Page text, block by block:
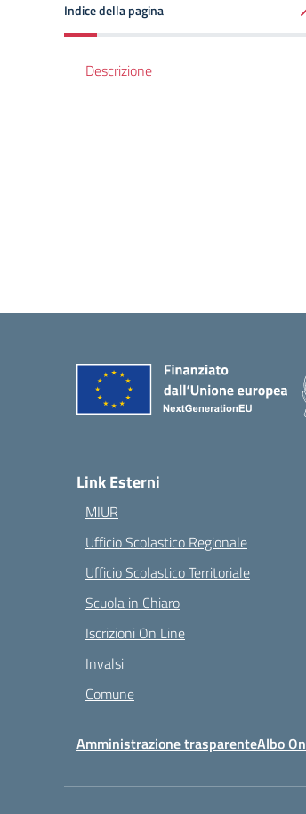
Indice della pagina
Descrizione
Link Esterni
MIUR
Ufficio Scolastico Regionale
Ufficio Scolastico Territoriale
Scuola in Chiaro
Iscrizioni On Line
Invalsi
Comune
Amministrazione trasparenteAlbo